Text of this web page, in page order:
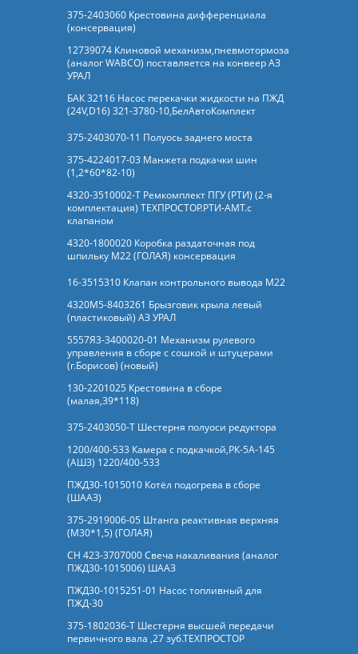
375-2403060 Крестовина дифференциала
(консервация)
12739074 Клиновой механизм,пневмотормоза
(аналог WABCO) поставляется на конвеер АЗ
УРАЛ
БАК 32116 Насос перекачки жидкости на ПЖД
(24V,D16) 321-3780-10,БелАвтоКомплект
375-2403070-11 Полуось заднего моста
375-4224017-03 Манжета подкачки шин
(1,2*60*82-10)
4320-3510002-Т Ремкомплект ПГУ (РТИ) (2-я
комплектация) ТЕХПРОСТОР.РТИ-АМТ.c
клапаном
4320-1800020 Коробка раздаточная под
шпильку М22 (ГОЛАЯ) консервация
16-3515310 Клапан контрольного вывода М22
4320М5-8403261 Брызговик крыла левый
(пластиковый) АЗ УРАЛ
5557Я3-3400020-01 Механизм рулевого
управления в сборе с сошкой и штуцерами
(г.Борисов) (новый)
130-2201025 Крестовина в сборе
(малая,39*118)
375-2403050-Т Шестерня полуоси редуктора
1200/400-533 Камера с подкачкой,РК-5А-145
(АШЗ) 1220/400-533
ПЖД30-1015010 Котёл подогрева в сборе
(ШААЗ)
375-2919006-05 Штанга реактивная верхняя
(М30*1,5) (ГОЛАЯ)
СН 423-3707000 Свеча накаливания (аналог
ПЖД30-1015006) ШААЗ
ПЖД30-1015251-01 Насос топливный для
ПЖД-30
375-1802036-Т Шестерня высшей передачи
первичного вала ,27 зуб.ТЕХПРОСТОР